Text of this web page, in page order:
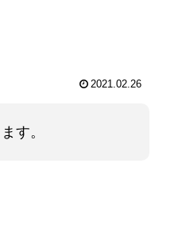
2021.02.26
す。